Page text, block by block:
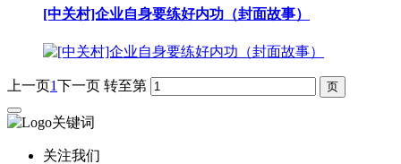
[中关村]企业自身要练好内功（封面故事）
上一页1下一页 转至第
关注我们